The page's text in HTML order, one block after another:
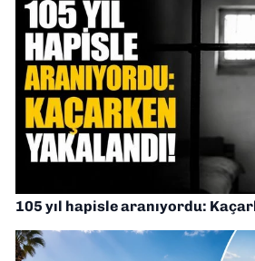
105 yıl hapisle aranıyordu: